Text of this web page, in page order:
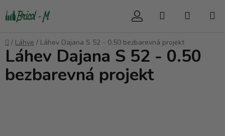
na
Hledat
Domů
/ Láhve / Láhev Dajana S 52 - 0.50 bezbarevná projekt
Láhev Dajana S 52 - 0.50
bezbarevná projekt